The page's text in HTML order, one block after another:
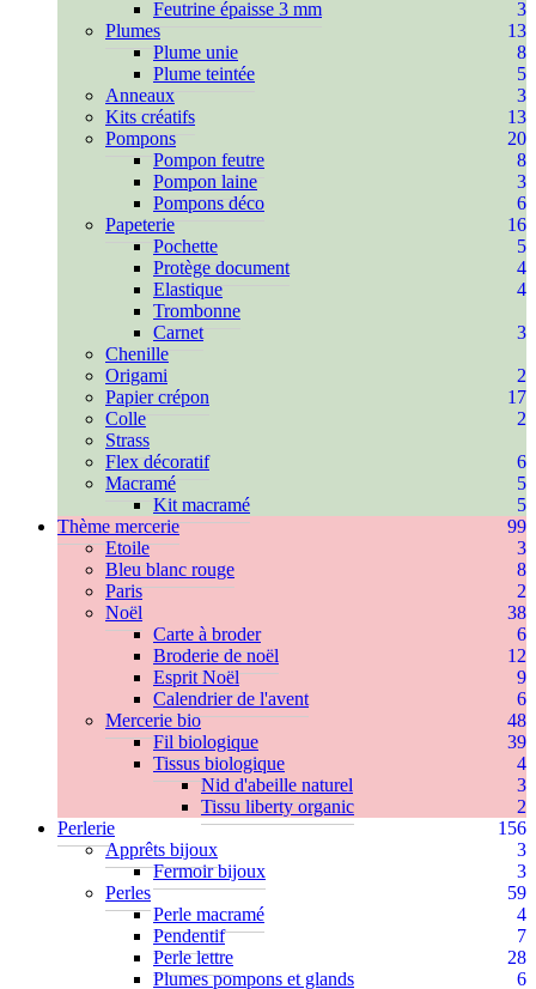
Feutrine épaisse 3 mm
3
Plumes
13
Plume unie
8
Plume teintée
5
Anneaux
3
Kits créatifs
13
Pompons
20
Pompon feutre
8
Pompon laine
3
Pompons déco
6
Papeterie
16
Pochette
5
Protège document
4
Elastique
4
Trombonne
Carnet
3
Chenille
Origami
2
Papier crépon
17
Colle
2
Strass
Flex décoratif
6
Macramé
5
Kit macramé
5
Thème mercerie
99
Etoile
3
Bleu blanc rouge
8
Paris
2
Noël
38
Carte à broder
6
Broderie de noël
12
Esprit Noël
9
Calendrier de l'avent
6
Mercerie bio
48
Fil biologique
39
Tissus biologique
4
Nid d'abeille naturel
3
Tissu liberty organic
2
Perlerie
156
Apprêts bijoux
3
Fermoir bijoux
3
Perles
59
Perle macramé
4
Pendentif
7
Perle lettre
28
Plumes pompons et glands
6